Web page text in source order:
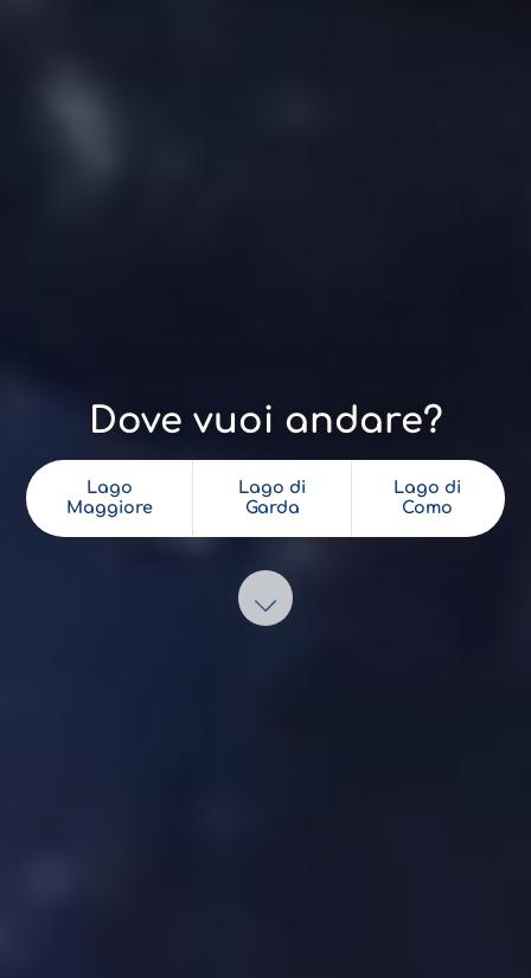
Dove vuoi andare?
Lago
Maggiore
Lago di
Garda
Lago di
Como